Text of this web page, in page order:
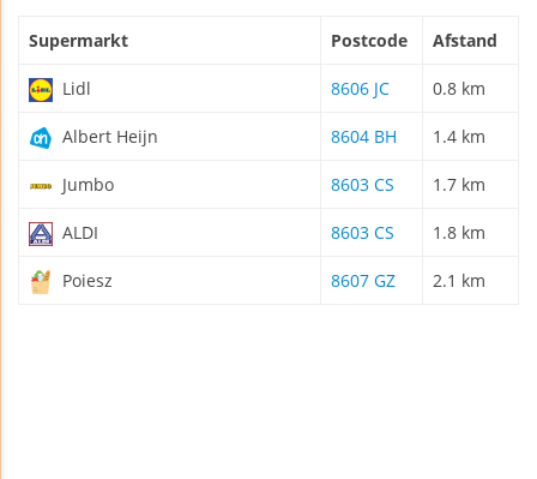
Supermarkt Postcode Afstand
Lidl 8606 JC 0.8 km
Albert Heijn 8604 BH 1.4 km
Jumbo 8603 CS 1.7 km
ALDI 8603 CS 1.8 km
Poiesz 8607 GZ 2.1 km